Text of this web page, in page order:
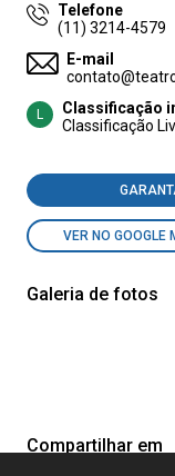
Telefone
(11) 3214-4579
E-mail
L
Classificação
Classificação
VER NO GOOGLE
Galeria de fotos
Compartilhar em